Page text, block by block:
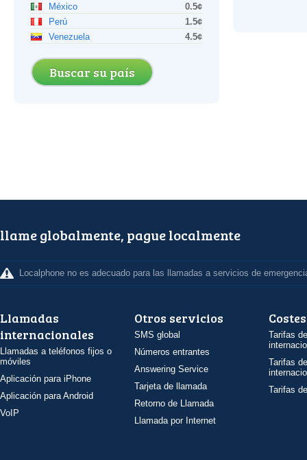
México
0.5¢
Perú
1.5¢
Venezuela
4.5¢
Buscar su país
llame globalmente, pague localmente
Localphone no es adecuado para las llamadas a servicios de
Llamadas
internacionales
Llamadas a teléfonos fijos o
móviles
Aplicación para iPhone
Aplicación para Android
VoIP
Otros servicios
SMS global
Números entrantes
Answering Service
Tarjeta de llamada
Retorno de Llamada
Llamada por Internet
Costes
Tarifas
Tarifas
Tarifas